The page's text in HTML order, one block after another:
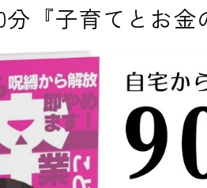
分『子育てとお金